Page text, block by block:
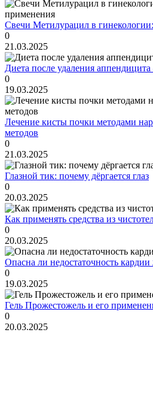
Свечи Метилурацил в
0
21.03.2025
Диета после удаления
0
19.03.2025
Лечение кисты почки методами
методов
0
21.03.2025
Глазной тик: почему дёргается глаз
0
20.03.2025
Как применять средства из
0
20.03.2025
Опасна ли недостаточность кардии
0
19.03.2025
Гель Прожестожель и его
0
20.03.2025